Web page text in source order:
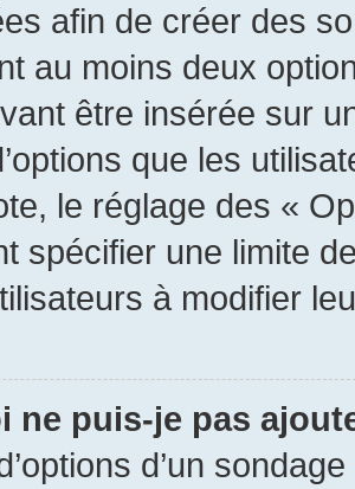
afin de créer des
au moins deux
être insérée sur
que les
le réglage des «
spécifier une limite
à modifier
ne puis-je pas
d’un